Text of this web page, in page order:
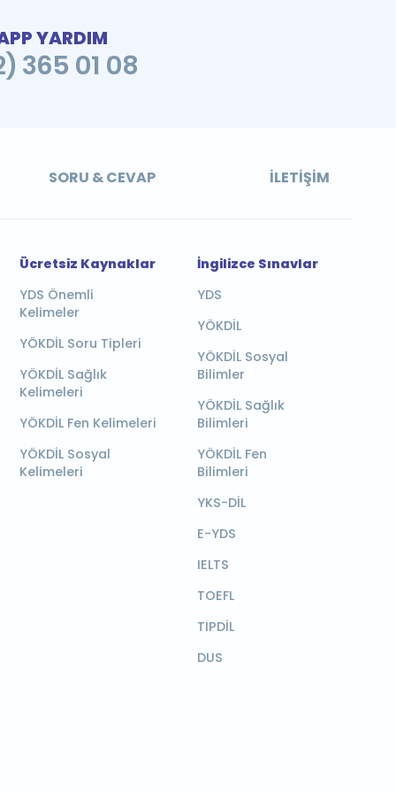
YARDIM
365 01 08
SORU & CEVAP İLETIŞIM
Ücretsiz Kaynaklar
YDS Önemli
Kelimeler
YÖKDİL Soru Tipleri
YÖKDİL Sağlık
Kelimeleri
YÖKDİL Fen Kelimeleri
YÖKDİL Sosyal
Kelimeleri
İngilizce Sınavlar
YDS
YÖKDİL
YÖKDİL Sosyal
Bilimler
YÖKDİL Sağlık
Bilimleri
YÖKDİL Fen
Bilimleri
YKS-DİL
E-YDS
IELTS
TOEFL
TIPDİL
DUS